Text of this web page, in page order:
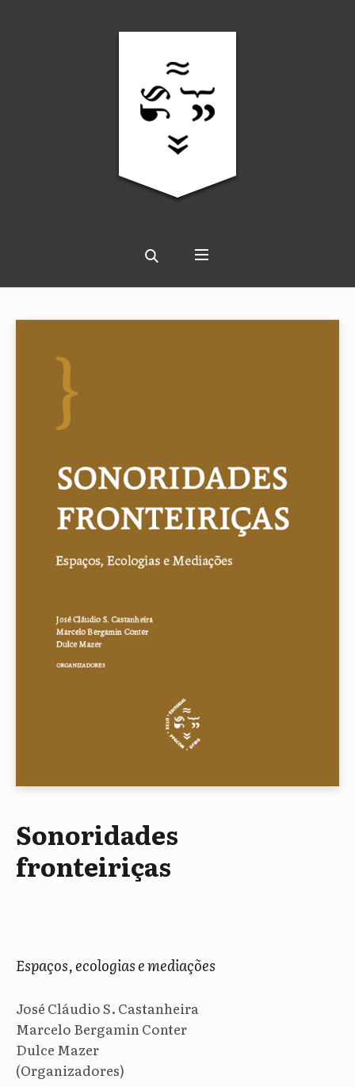
Sonoridades
fronteiriças
Espaços, ecologias e mediações
José Cláudio S. Castanheira
Marcelo Bergamin Conter
Dulce Mazer
(Organizadores)